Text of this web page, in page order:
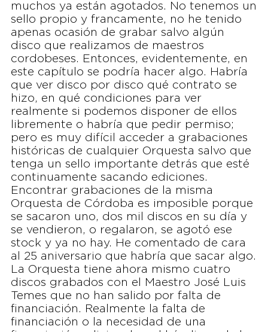
muchos ya están agotados. No tenemos un
sello propio y francamente, no he tenido
apenas ocasión de grabar salvo algún
disco que realizamos de maestros
cordobeses. Entonces, evidentemente, en
este capítulo se podría hacer algo. Habría
que ver disco por disco qué contrato se
hizo, en qué condiciones para ver
realmente si podemos disponer de ellos
libremente o habría que pedir permiso;
pero es muy difícil acceder a grabaciones
históricas de cualquier Orquesta salvo que
tenga un sello importante detrás que esté
continuamente sacando ediciones.
Encontrar grabaciones de la misma
Orquesta de Córdoba es imposible porque
se sacaron uno, dos mil discos en su día y
se vendieron, o regalaron, se agotó ese
stock y ya no hay. He comentado de cara
al 25 aniversario que habría que sacar algo.
La Orquesta tiene ahora mismo cuatro
discos grabados con el Maestro José Luis
Temes que no han salido por falta de
financiación. Realmente la falta de
financiación o la necesidad de una